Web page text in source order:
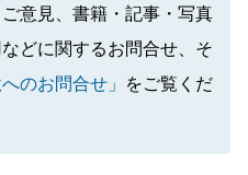
意見、書籍・記事・写真
どに関するお問合せ、そ
のお問合せ」
をご覧くだ